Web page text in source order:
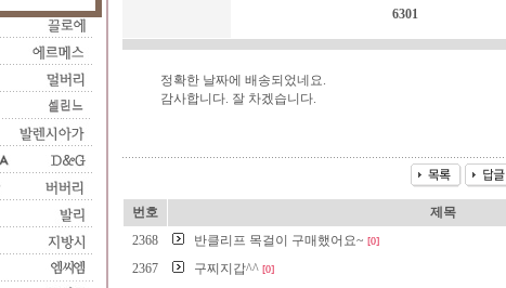
6301
정확한 날짜에 배송되었네요.
감사합니다. 잘 차겠습니다.
번호 제목
2368
반클리프 목걸이 구매했어요~ [0]
2367
구찌지갑^^ [0]